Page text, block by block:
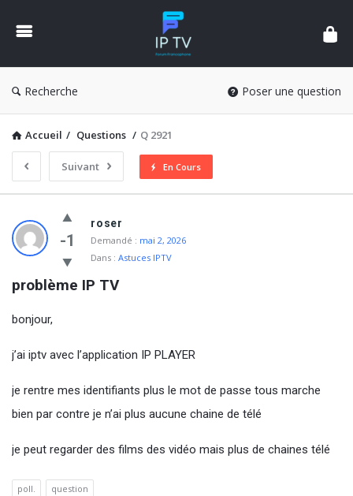
Forum
IPTV
France
Recherche Poser une question
Accueil / Questions / Q 2921
Suivant En Cours
Forum
IPTV
France
Latest
Questions
-1
roser
Demandé : mai 2, 2026
Dans : Astuces IPTV
problème IP TV
bonjour,
j’ai iptv avec l’application IP PLAYER
je rentre mes identifiants plus le mot de passe tous marche
bien par contre je n’ai plus aucune chaine de télé
je peut regarder des films des vidéo mais plus de chaines télé
poll. question